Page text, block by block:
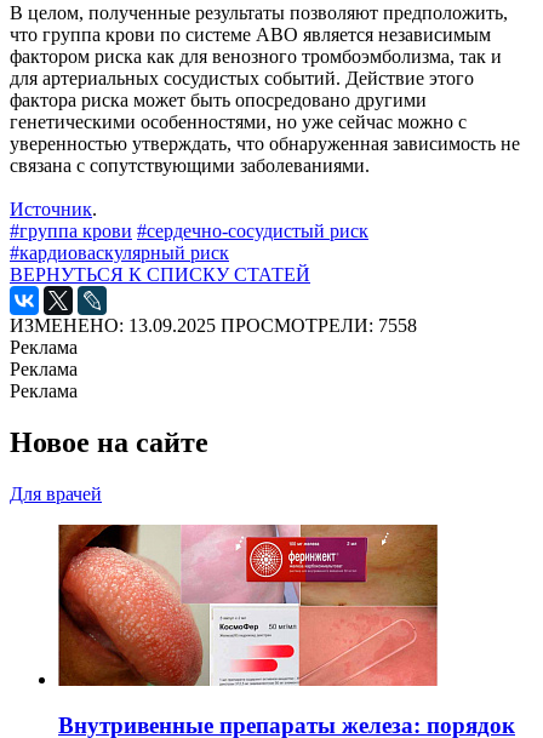
В целом, полученные результаты позволяют предположить,
что группа крови по системе ABO является независимым
фактором риска как для венозного тромбоэмболизма, так и
для артериальных сосудистых событий. Действие этого
фактора риска может быть опосредовано другими
генетическими особенностями, но уже сейчас можно с
уверенностью утверждать, что обнаруженная зависимость не
связана с сопутствующими заболеваниями.
Источник.
#группа крови #сердечно-сосудистый риск
#кардиоваскулярный риск
ВЕРНУТЬСЯ К СПИСКУ СТАТЕЙ
ИЗМЕНЕНО: 13.09.2025 ПРОСМОТРЕЛИ: 7558
Реклама
Реклама
Реклама
Новое на сайте
Для врачей
Внутривенные препараты железа: порядок